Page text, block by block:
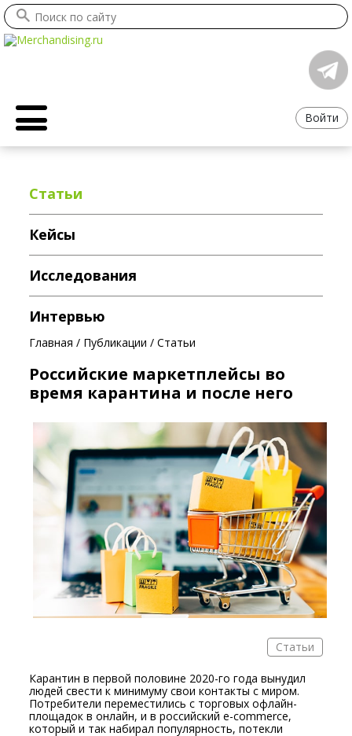
Войти
Главная / Публикации /Статьи
Российские маркетплейсы во
время карантина и после него
Статьи
Карантин в первой половине 2020-го года вынудил
людей свести к минимуму свои контакты с миром.
Потребители переместились с торговых офлайн-
площадок в онлайн, и в российский e-commerce,
который и так набирал популярность, потекли
Статьи
Кейсы
Исследования
Интервью